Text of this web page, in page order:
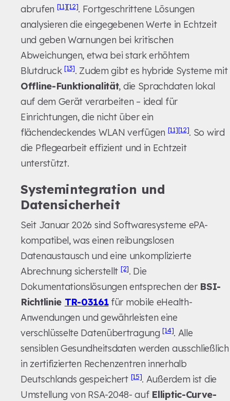
abrufen [11][12]. Fortgeschrittene Lösungen
analysieren die eingegebenen Werte in Echtzeit
und geben Warnungen bei kritischen
Abweichungen, etwa bei stark erhöhtem
Blutdruck [13]. Zudem gibt es hybride Systeme mit
Offline-Funktionalität, die Sprachdaten lokal
auf dem Gerät verarbeiten – ideal für
Einrichtungen, die nicht über ein
flächendeckendes WLAN verfügen[11][12]. So wird
die Pflegearbeit effizient und in Echtzeit
unterstützt.
Systemintegration und
Datensicherheit
Seit Januar 2026 sind Softwaresysteme ePA-
kompatibel, was einen reibungslosen
Datenaustausch und eine unkomplizierte
Abrechnung sicherstellt[2]. Die
Dokumentationslösungen entsprechen der BSI-
Richtlinie TR-03161für mobile eHealth-
Anwendungen und gewährleisten eine
verschlüsselte Datenübertragung[14]. Alle
sensiblen Gesundheitsdaten werden ausschließlich
in zertifizierten Rechenzentren innerhalb
Deutschlands gespeichert [15]. Außerdem ist die
Umstellung von RSA-2048- auf Elliptic-Curve-